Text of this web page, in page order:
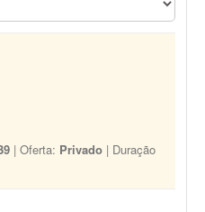
| Oferta: Privado | Duração